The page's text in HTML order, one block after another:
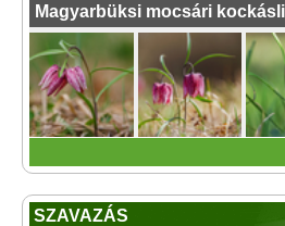
Magyarbüksi mocsári
SZAVAZÁS